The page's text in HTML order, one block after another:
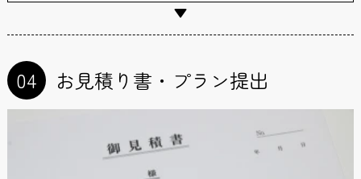
04 お見積り書・プラン提出